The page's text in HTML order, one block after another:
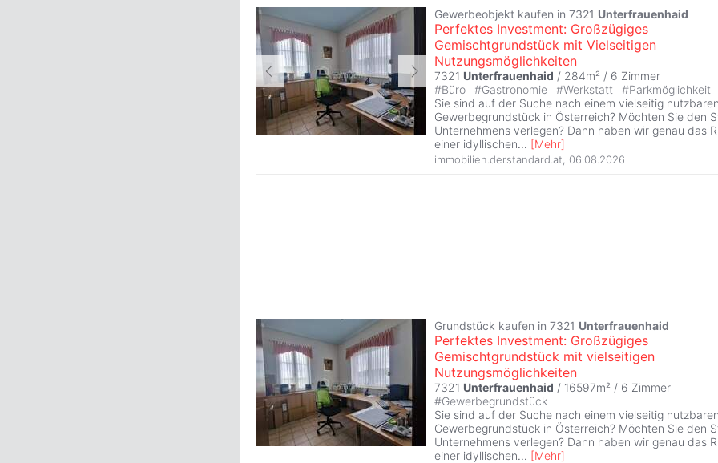
Gewerbeobjekt kaufen in 7321 Unterfrauenhaid
Perfektes Investment: Großzügiges
Gemischtgrundstück mit Vielseitigen
Nutzungsmöglichkeiten
7321 Unterfrauenhaid / 284m² / 6 Zimmer
#Büro #Gastronomie #Werkstatt #Parkmöglichkeit
Sie sind auf der Suche nach einem vielseitig
Gewerbegrundstück in Österreich? Möchten Sie den
Unternehmens verlegen? Dann haben wir genau das
einer idyllischen... [Mehr]
immobilien.derstandard.at 06.08.2026
Grundstück kaufen in 7321 Unterfrauenhaid
Perfektes Investment: Großzügiges
Gemischtgrundstück mit vielseitigen
Nutzungsmöglichkeiten
7321 Unterfrauenhaid / 16597m² / 6 Zimmer
#Gewerbegrundstück
Sie sind auf der Suche nach einem vielseitig
Gewerbegrundstück in Österreich? Möchten Sie den
Unternehmens verlegen? Dann haben wir genau das
einer idyllischen... [Mehr]